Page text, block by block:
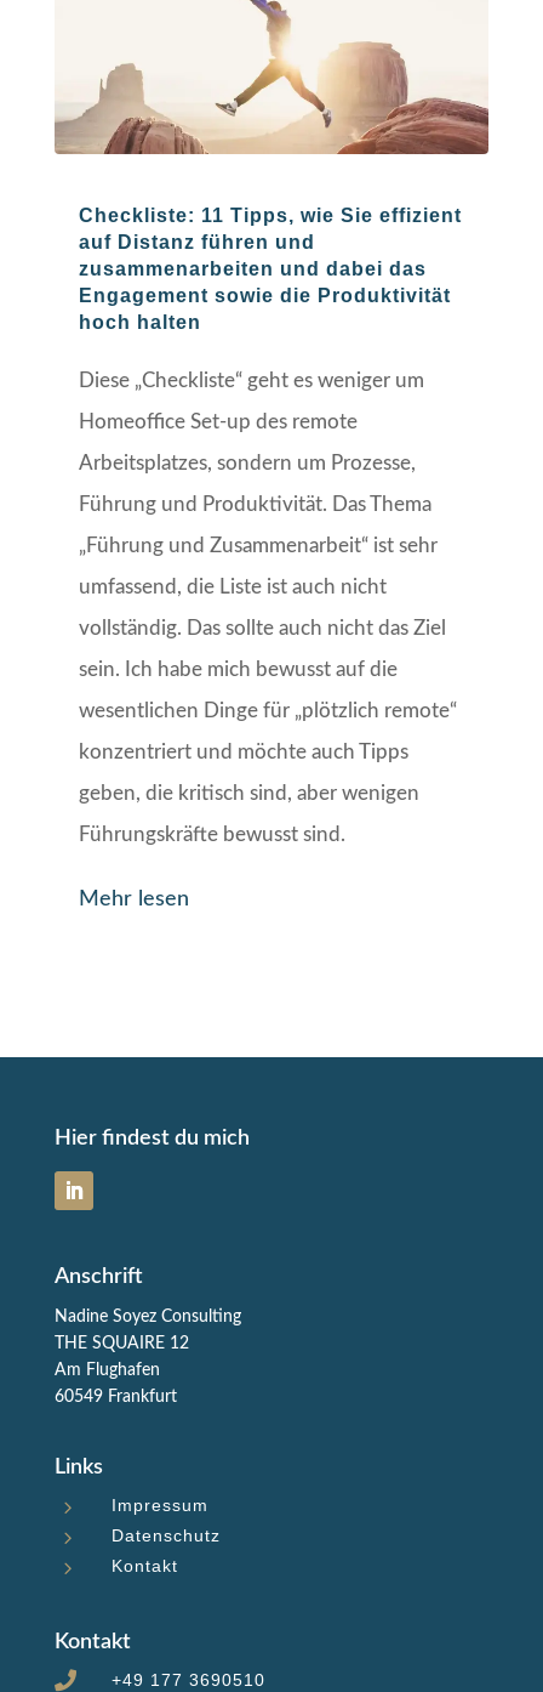
Checkliste: 11 Tipps, wie Sie effizient
auf Distanz führen und
zusammenarbeiten und dabei das
Engagement sowie die Produktivität
hoch halten
Diese „Checkliste“ geht es weniger um
Homeoffice Set-up des remote
Arbeitsplatzes, sondern um Prozesse,
Führung und Produktivität. Das Thema
„Führung und Zusammenarbeit“ ist sehr
umfassend, die Liste ist auch nicht
vollständig. Das sollte auch nicht das Ziel
sein. Ich habe mich bewusst auf die
wesentlichen Dinge für „plötzlich remote“
konzentriert und möchte auch Tipps
geben, die kritisch sind, aber wenigen
Führungskräfte bewusst sind.
Mehr lesen
Hier findest du mich
Anschrift
Nadine Soyez Consulting
THE SQUAIRE 12
Am Flughafen
60549 Frankfurt
Links
5 Impressum
5 Datenschutz
5 Kontakt
Kontakt

+49 177 3690510